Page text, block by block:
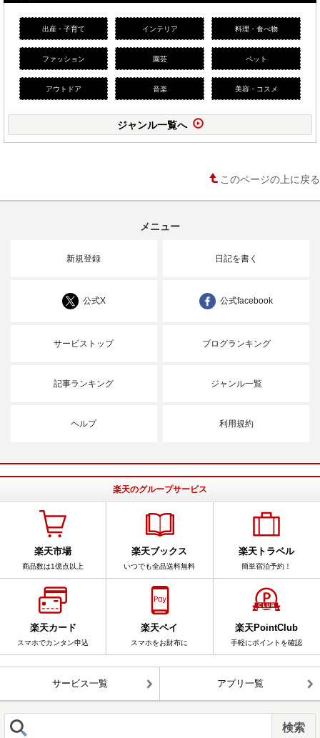
出産・子育て インテリア 料理・食べ物
ファッション 園芸 ペット
アウトドア 音楽 美容・コスメ
ジャンル一覧へ
このページの上に戻る
メニュー
新規登録 日記を書く
公式X 公式facebook
サービストップ ブログランキング
記事ランキング ジャンル一覧
ヘルプ 利用規約
楽天のグループサービス
楽天市場
商品数は1億点以上
楽天ブックス
いつでも全品送料無料
楽天トラベル
簡単宿泊予約！
楽天カード
スマホでカンタン申込
楽天ペイ
スマホをお財布に
楽天PointClub
手軽にポイントを確認
サービス一覧 アプリ一覧